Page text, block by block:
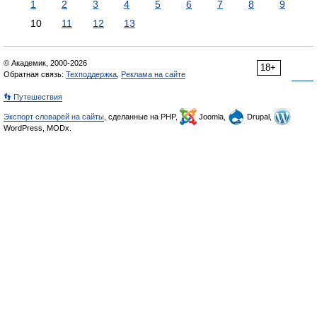
1 2 3 4 5 6 7 8
9
10
11 12 13
18+
© Академик, 2000-2026
Обратная связь: Техподдержка Реклама на сайте
👣 Путешествия
Экспорт словарей на сайты , сделанные на PHP, Joomla,
Drupal,
WordPress, MODx.